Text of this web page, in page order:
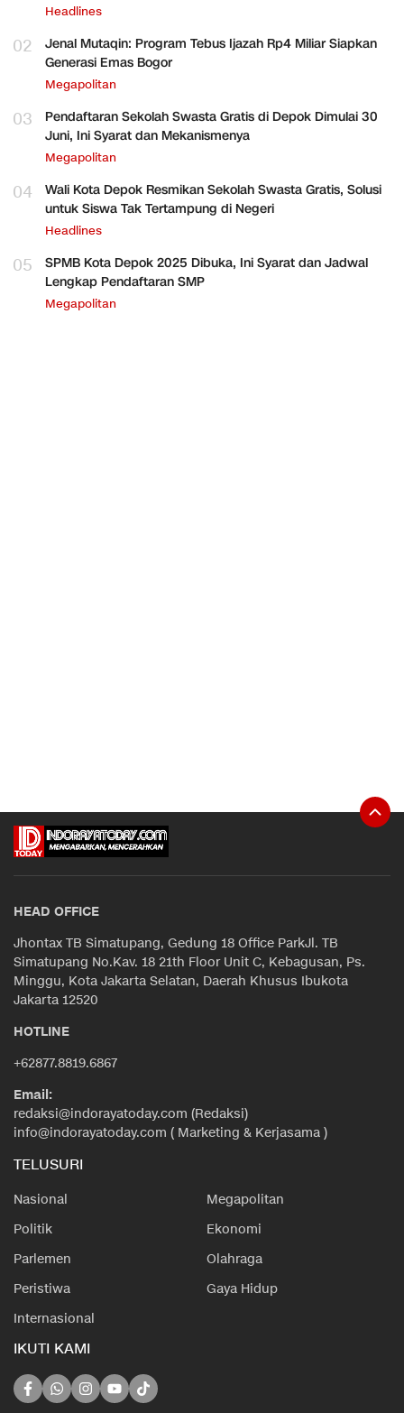
Headlines
02
Jenal Mutaqin: Program Tebus Ijazah Rp4 Miliar Siapkan
Generasi Emas Bogor
Megapolitan
03
Pendaftaran Sekolah Swasta Gratis di Depok Dimulai 30
Juni, Ini Syarat dan Mekanismenya
Megapolitan
04
Wali Kota Depok Resmikan Sekolah Swasta Gratis, Solusi
untuk Siswa Tak Tertampung di Negeri
Headlines
05
SPMB Kota Depok 2025 Dibuka, Ini Syarat dan Jadwal
Lengkap Pendaftaran SMP
Megapolitan
HEAD OFFICE
Jhontax TB Simatupang, Gedung 18 Office ParkJl. TB
Simatupang No.Kav. 18 21th Floor Unit C, Kebagusan, Ps.
Minggu, Kota Jakarta Selatan, Daerah Khusus Ibukota
Jakarta 12520
HOTLINE
+62877.8819.6867
Email:
redaksi@indorayatoday.com (Redaksi)
info@indorayatoday.com ( Marketing & Kerjasama )
TELUSURI
Nasional
Megapolitan
Politik
Ekonomi
Parlemen
Olahraga
Peristiwa
Gaya Hidup
Internasional
IKUTI KAMI